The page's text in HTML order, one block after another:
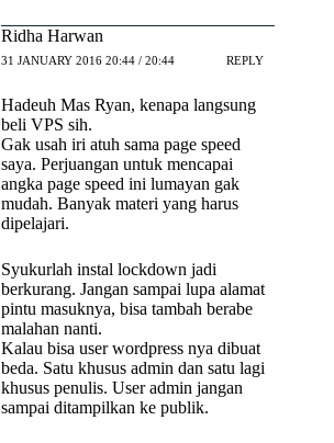
Ridha Harwan
31 JANUARY 2016 20:44 / 20:44 REPLY
Hadeuh Mas Ryan, kenapa langsung
beli VPS sih.
Gak usah iri atuh sama page speed
saya. Perjuangan untuk mencapai
angka page speed ini lumayan gak
mudah. Banyak materi yang harus
dipelajari.
Syukurlah instal lockdown jadi
berkurang. Jangan sampai lupa alamat
pintu masuknya, bisa tambah berabe
malahan nanti.
Kalau bisa user wordpress nya dibuat
beda. Satu khusus admin dan satu lagi
khusus penulis. User admin jangan
sampai ditampilkan ke publik.